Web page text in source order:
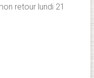
retour lundi 21